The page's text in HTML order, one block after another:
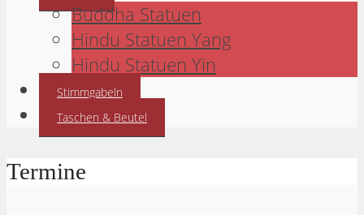
Buddha Statuen
Hindu Statuen Yang
Hindu Statuen Yin
Stimmgabeln
Taschen & Beutel
Termine